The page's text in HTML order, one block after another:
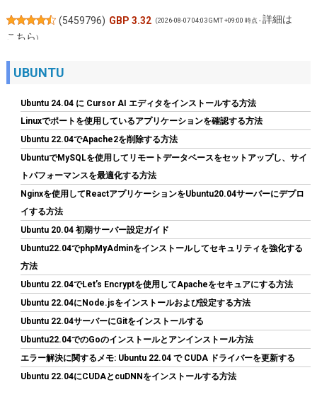
(5459796) GBP 3.32 (2026-08-07 04:03 GMT +09:00 時点 -詳細は
こちら)
シリコンパワー SSD 512GB 3D NAND M.2 2280 PCIe3.0×4
NVMe1.3 P34A60シリーズ 5年保証 SP512GBP34A60M28
(5432743) GBP 77.06 (2026-08-07 04:03 GMT +09:00 時点 -
こちら)
UBUNTU
Ubuntu 24.04 に Cursor AI エディタをインストールする方法
Linuxでポートを使用しているアプリケーションを確認する方法
Ubuntu 22.04でApache2を削除する方法
UbuntuでMySQLを使用してリモートデータベースをセットアップし、サイ
トパフォーマンスを最適化する方法
Nginxを使用してReactアプリケーションをUbuntu20.04サーバーにデプロ
イする方法
Ubuntu 20.04 初期サーバー設定ガイド
Ubuntu22.04でphpMyAdminをインストールしてセキュリティを強化する
方法
Ubuntu 22.04でLet’s Encryptを使用してApacheをセキュアにする方法
Ubuntu 22.04にNode.jsをインストールおよび設定する方法
Ubuntu 22.04サーバーにGitをインストールする
Ubuntu22.04でのGoのインストールとアンインストール方法
エラー解決に関するメモ: Ubuntu 22.04 で CUDA ドライバーを更新する
Ubuntu 22.04にCUDAとcuDNNをインストールする方法